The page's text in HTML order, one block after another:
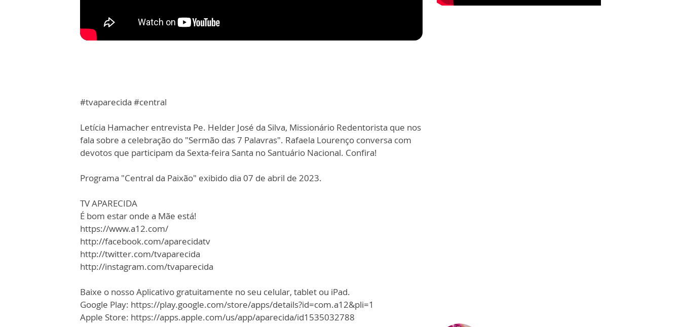
#tvaparecida #central
Letícia Hamacher entrevista Pe. Helder José da Silva, Missionário Redentorista que nos
fala sobre a celebração do "Sermão das 7 Palavras". Rafaela Lourenço conversa com
devotos que participam da Sexta-feira Santa no Santuário Nacional. Confira!
Programa "Central da Paixão" exibido dia 07 de abril de 2023.
TV APARECIDA
É bom estar onde a Mãe está!
https://www.a12.com/
http://facebook.com/aparecidatv
http://twitter.com/tvaparecida
http://instagram.com/tvaparecida
Baixe o nosso Aplicativo gratuitamente no seu celular, tablet ou iPad.
Google Play: https://play.google.com/store/apps/details?id=com.a12&pli=1
Apple Store: https://apps.apple.com/us/app/aparecida/id1535032788